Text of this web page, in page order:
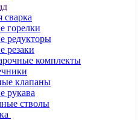
сварка
горелки
редукторы
резаки
комплекты
клапаны
рукава
стволы